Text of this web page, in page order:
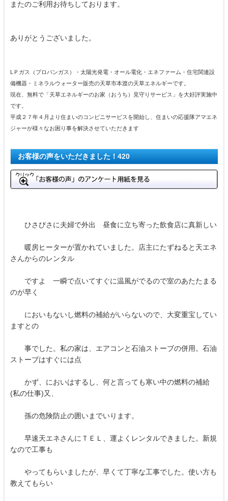
またのご利用お待ちしております。
ありがとうございました。
LＰガス（プロパンガス）・太陽光発電・オール電化・エネファーム・住宅関連設
備機器・ミネラルウォーター販売の天草市本渡の天草エネルギーです。
現在、無料で「天草エネルギーのお家（おうち）見守りサービス」を大好評実施中
です。
平成２７年４月より住まいのコンビニサービスを開始し、住まいの応援隊アマエネ
ジャーが様々なお困り事を解決させていただきます
お客様の声をいただきました！420
ひさびさに夫婦で外出 昼食に立ち寄った飲食店に真新しい
暖房ヒーターが置かれていました。店主にたずねると天エネ
さんからのレンタル
ですよ 一瞬で点いてすぐに温風がでるので室のあたたまる
のが早く
においもないし燃料の補給がいらないので、大変重宝してい
ますとの
事でした。私の家は、エアコンと石油ストーブの併用。石油
ストーブはすぐには点
かず、においはするし、何と言っても寒い中の燃料の補給
(私の仕事)又、
孫の危険防止の囲いまでいります。
早速天エネさんにＴＥＬ、運よくレンタルできました。新規
なので工事も
やってもらいましたが、早くて丁寧な工事でした。使い方も
教えてもらい